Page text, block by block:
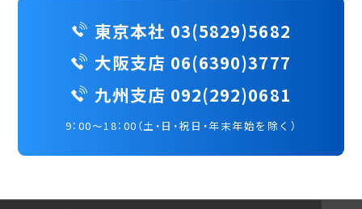
東京本社 03(5829)5682
大阪支店 06(6390)3777
九州支店 092(292)0681
9：00～18：00（土・日・祝日・年末年始を除く）